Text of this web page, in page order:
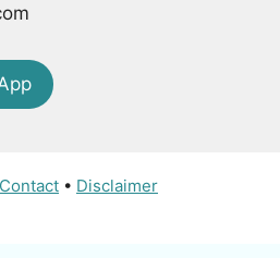
Contact • Disclaimer